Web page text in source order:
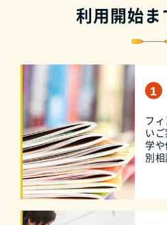
利用開始
フ
い
学
別